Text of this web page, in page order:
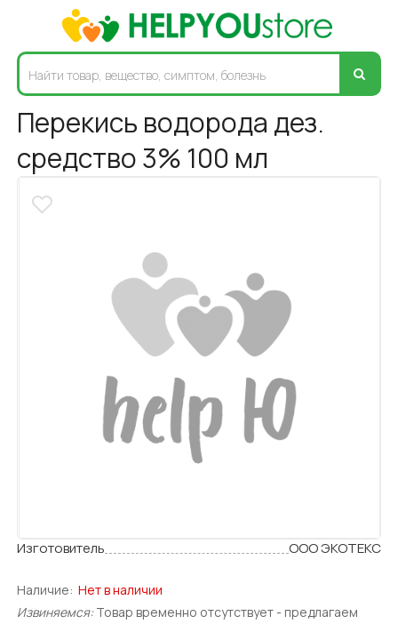
Перекись водорода дез.
средство 3% 100 мл
Изготовитель ООО ЭКОТЕКС
Наличие: Нет в наличии
Извиняемся: Товар временно отсутствует - предлагаем